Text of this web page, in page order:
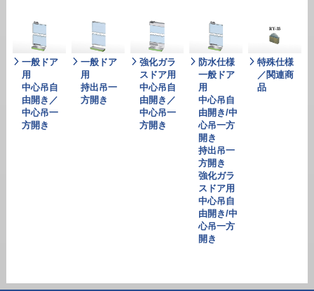
一般ドア
用
中心吊自
由開き／
中心吊一
方開き
一般ドア
用
持出吊一
方開き
強化ガラ
スドア用
中心吊自
由開き／
中心吊一
方開き
防水仕様
一般ドア
用
中心吊自
由開き/中
心吊一方
開き
持出吊一
方開き
強化ガラ
スドア用
中心吊自
由開き/中
心吊一方
開き
特殊仕様
／関連商
品